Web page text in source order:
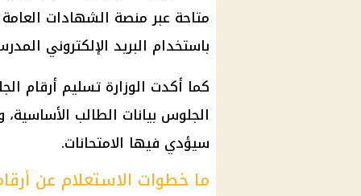
متاحة عبر منصة الشهادات العامة
باستخدام البريد الإلكتروني
كما أكدت الوزارة تسليم أرقام
الجلوس بيانات الطالب
سيؤدي فيها الامتحانات.
ما خطوات الاستعلام عن